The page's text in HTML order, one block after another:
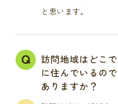
と思います。
訪問地域はどこ
に住んでいるの
ありますか？